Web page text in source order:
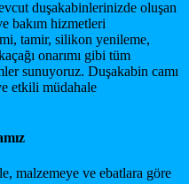
duşakabinlerinizde oluşan
bakım hizmetleri
tamir, silikon yenileme,
onarımı gibi tüm
sunuyoruz. Duşakabin camı
etkili müdahale
malzemeye ve ebatlara göre